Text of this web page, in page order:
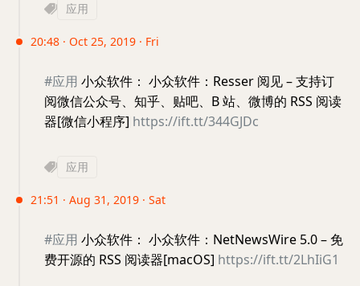
应用
20:48 · Oct 25, 2019 · Fri
#应用 小众软件： 小众软件：Resser 阅见 – 支持订
阅微信公众号、知乎、贴吧、B 站、微博的 RSS 阅读
器[微信小程序] https://ift.tt/344GJDc
应用
21:51 · Aug 31, 2019 · Sat
#应用 小众软件： 小众软件：NetNewsWire 5.0 – 免
费开源的 RSS 阅读器[macOS] https://ift.tt/2LhIiG1